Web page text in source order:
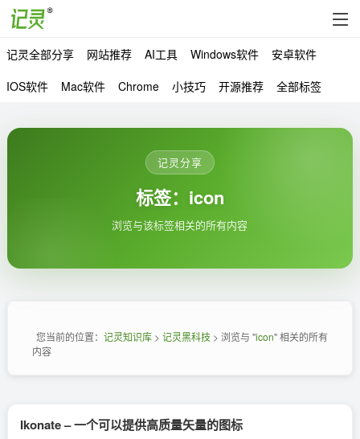
记灵全部分享 网站推荐 AI工具 Windows软件
安卓软件
IOS软件
Mac软件 Chrome 小技巧 开源推荐 全部标签
记灵分享
标签：icon
浏览与该标签相关的所有内容
您当前的位置： 记灵知识库> 记灵黑科技> 浏览与 "icon" 相关的所有
内容
Ikonate – 一个可以提供高质量矢量的图标